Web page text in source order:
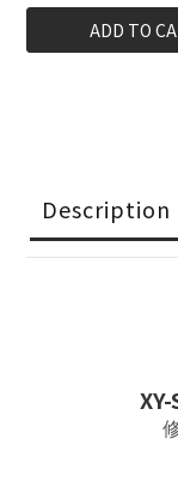
ADD TO
Description